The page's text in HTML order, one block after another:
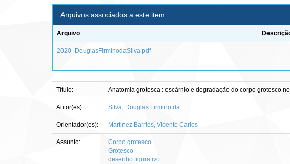
Arquivos associados a este item:
Arquivo
2020_DouglasFirminodaSilva.pdf
Título: Anatomia grotesca : escárnio e degradação do corpo grotesco
Autor(es): Silva, Douglas Firmino da
Orientador(es): Martinez Barrios, Vicente Carlos
Assunto:
Corpo grotesco
Grotesco
desenho figurativo